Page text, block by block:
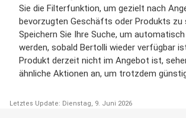
Sie die Filterfunktion, um gezielt nach
bevorzugten Geschäfts oder Produkts zu
Speichern Sie Ihre Suche, um
werden, sobald Bertolli wieder verfügbar
Produkt derzeit nicht im Angebot ist,
ähnliche Aktionen an, um trotzdem
Letztes Update: Dienstag, 9. Juni 2026